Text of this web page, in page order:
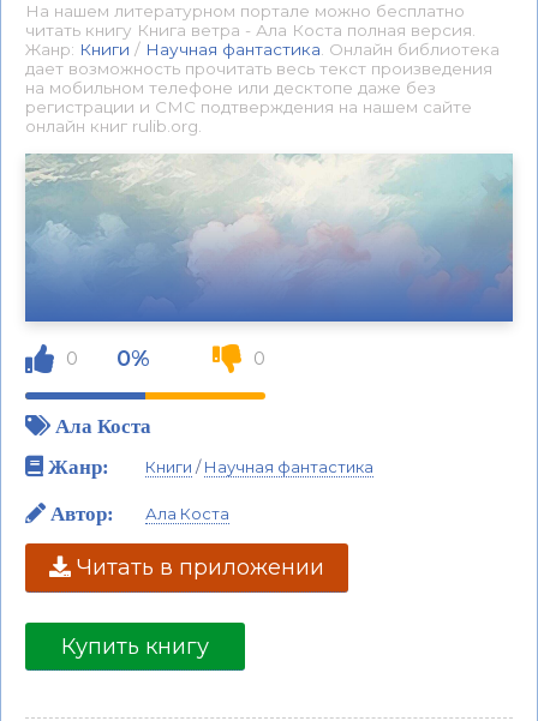
На нашем литературном портале можно бесплатно
читать книгу Книга ветра - Ала Коста полная версия.
Жанр: Книги / Научная фантастика . Онлайн библиотека
дает возможность прочитать весь текст произведения
на мобильном телефоне или десктопе даже без
регистрации и СМС подтверждения на нашем сайте
онлайн книг rulib.org.
0 0% 0
Ала Коста
Жанр:
Книги /Научная фантастика
Автор: Ала Коста
Читать в приложении
Купить книгу